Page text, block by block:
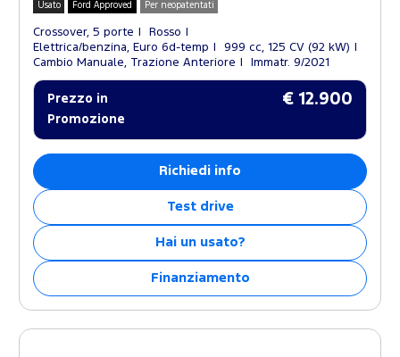
Usato Ford Approved Per neopatentati
Crossover, 5 porte
Rosso
Elettrica/benzina, Euro 6d-temp
999 cc, 125 CV (92 kW)
Cambio Manuale, Trazione Anteriore
Immatr. 9/2021
Prezzo in
Promozione
€ 12.900
Richiedi info
Test drive
Hai un usato?
Finanziamento